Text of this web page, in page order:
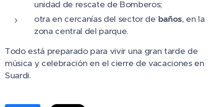
unidad de rescate de Bomberos;
otra en cercanías del sector de baños, en la
zona central del parque.
Todo está preparado para vivir una gran tarde de
música y celebración en el cierre de vacaciones en
Suardi.